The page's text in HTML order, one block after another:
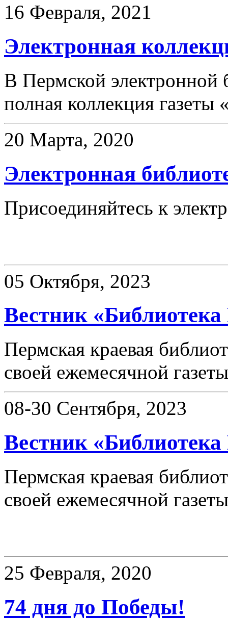
16 Февраля, 2021
Электронная
В Пермской электронной
полная коллекция газеты
20 Марта, 2020
Электронная
Присоединяйтесь к
05 Октября, 2023
Вестник «Библиотека
Пермская краевая
своей ежемесячной газеты
08-30 Сентября, 2023
Вестник «Библиотека
Пермская краевая
своей ежемесячной газеты
25 Февраля, 2020
74 дня до Победы!